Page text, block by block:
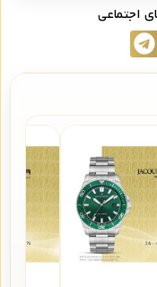
اجتماعی